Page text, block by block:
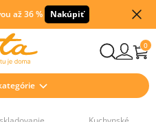
až 36 % Nakúpiť
0